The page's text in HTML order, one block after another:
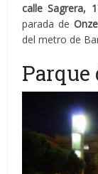
calle Sagrera,
parada de
del metro de
Parque